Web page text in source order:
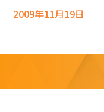
2009年11月19日